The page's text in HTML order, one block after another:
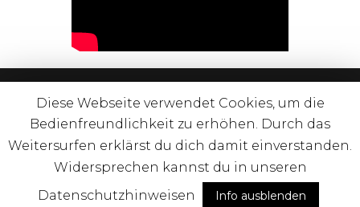
Die Nacht der Ausbildung 2022
Impressum | Datenschutz
The Bold Circle
Diese Webseite verwendet Cookies, um die
Bedienfreundlichkeit zu erhöhen. Durch das
Weitersurfen erklärst du dich damit einverstanden.
Widersprechen kannst du in unseren
Datenschutzhinweisen
Info ausblenden